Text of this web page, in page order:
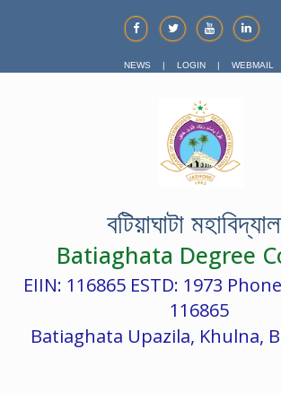
NEWS | LOGIN | WEBMAIL
বটিয়াঘাটা
Batiaghata Degree
EIIN: 116865 ESTD: 1973
116865
Batiaghata Upazila, Khulna,